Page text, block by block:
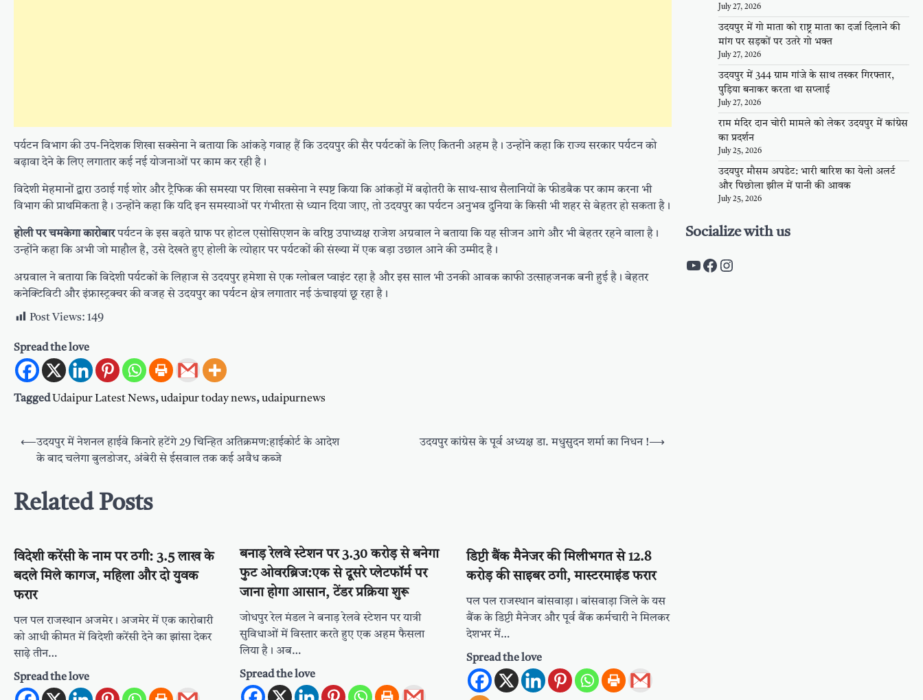
पर्यटन विभाग की उप-निदेशक शिखा सक्सेना ने बताया कि आंकड़े गवाह हैं कि उदयपुर की सैर पर्यटकों के लिए कितनी अहम है। उन्होंने कहा कि राज्य सरकार पर्यटन को
बढ़ावा देने के लिए लगातार कई नई योजनाओं पर काम कर रही है।
विदेशी मेहमानों द्वारा उठाई गई शोर और ट्रैफिक की समस्या पर शिखा सक्सेना ने स्पष्ट किया कि आंकड़ों में बढ़ोतरी के साथ-साथ सैलानियों के फीडबैक पर काम करना भी
विभाग की प्राथमिकता है। उन्होंने कहा कि यदि इन समस्याओं पर गंभीरता से ध्यान दिया जाए, तो उदयपुर का पर्यटन अनुभव दुनिया के किसी भी शहर से बेहतर हो सकता है।
होली पर चमकेगा कारोबारपर्यटन के इस बढ़ते ग्राफ पर होटल एसोसिएशन के वरिष्ठ उपाध्यक्ष राजेश अग्रवाल ने बताया कि यह सीजन आगे और भी बेहतर रहने वाला है।
उन्होंने कहा कि अभी जो माहौल है, उसे देखते हुए होली के त्योहार पर पर्यटकों की संख्या में एक बड़ा उछाल आने की उम्मीद है।
अग्रवाल ने बताया कि विदेशी पर्यटकों के लिहाज से उदयपुर हमेशा से एक ग्लोबल प्वाइंट रहा है और इस साल भी उनकी आवक काफी उत्साहजनक बनी हुई है। बेहतर
कनेक्टिविटी और इंफ्रास्ट्रक्चर की वजह से उदयपुर का पर्यटन क्षेत्र लगातार नई ऊंचाइयां छू रहा है।
Post Views: 149
Spread the love
TaggedUdaipur Latest News,udaipur today news,udaipurnews
Post
navigation
⟵उदयपुर में नेशनल हाईवे किनारे हटेंगे 29 चिन्हित अतिक्रमण:हाईकोर्ट के आदेश
के बाद चलेगा बुलडोजर, अंबेरी से ईसवाल तक कई अवैध कब्जे
उदयपुर कांग्रेस के पूर्व अध्यक्ष डा. मधुसुदन शर्मा का निधन !⟶
Related Posts
विदेशी करेंसी के नाम पर ठगी: 3.5 लाख के
बदले मिले कागज, महिला और दो युवक
फरार
पल पल राजस्थान अजमेर। अजमेर में एक कारोबारी
को आधी कीमत में विदेशी करेंसी देने का झांसा देकर
साढ़े तीन…
Spread the love
बनाड़ रेलवे स्टेशन पर 3.30 करोड़ से बनेगा
फुट ओवरब्रिज:एक से दूसरे प्लेटफॉर्म पर
जाना होगा आसान, टेंडर प्रक्रिया शुरू
जोधपुर रेल मंडल ने बनाड़ रेलवे स्टेशन पर यात्री
सुविधाओं में विस्तार करते हुए एक अहम फैसला
लिया है। अब…
Spread the love
डिप्टी बैंक मैनेजर की मिलीभगत से 12.8
करोड़ की साइबर ठगी, मास्टरमाइंड फरार
पल पल राजस्थान बांसवाड़ा। बांसवाड़ा जिले के यस
बैंक के डिप्टी मैनेजर और पूर्व बैंक कर्मचारी ने मिलकर
देशभर में…
Spread the love
July 27, 2026
उदयपुर में गो माता को राष्ट्र माता का दर्जा दिलाने की
मांग पर सड़कों पर उतरे गो भक्त
July 27, 2026
उदयपुर में 344 ग्राम गांजे के साथ तस्कर गिरफ्तार,
पुड़िया बनाकर करता था सप्लाई
July 27, 2026
राम मंदिर दान चोरी मामले को लेकर उदयपुर में कांग्रेस
का प्रदर्शन
July 25, 2026
उदयपुर मौसम अपडेट: भारी बारिश का येलो अलर्ट
और पिछोला झील में पानी की आवक
July 25, 2026
Socialize with us
https://www.youtube.com/c/
https://www.facebook.com/
Instagram